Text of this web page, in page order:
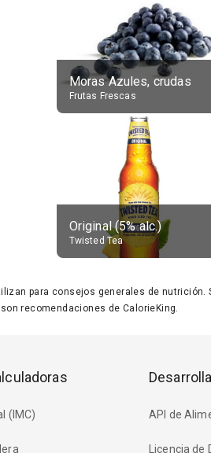
Moras Azules, crudas
Frutas Frescas
Original (5% alc.)
Twisted Tea
para consejos generales de nutrición.
recomendaciones de CalorieKing.
(IMC) API de
Licencia de